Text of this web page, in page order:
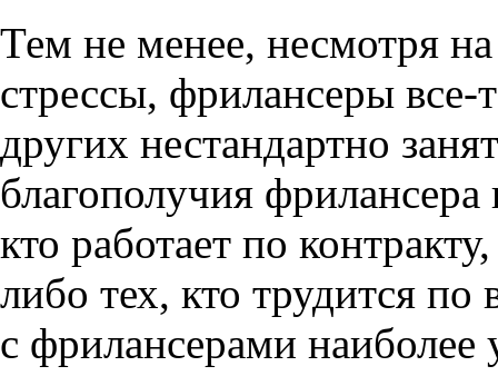
Тем не менее, несмотря
стрессы, фрилансеры все-
других нестандартно
благополучия
кто работает по
либо тех, кто трудится
с фрилансерами наиболее